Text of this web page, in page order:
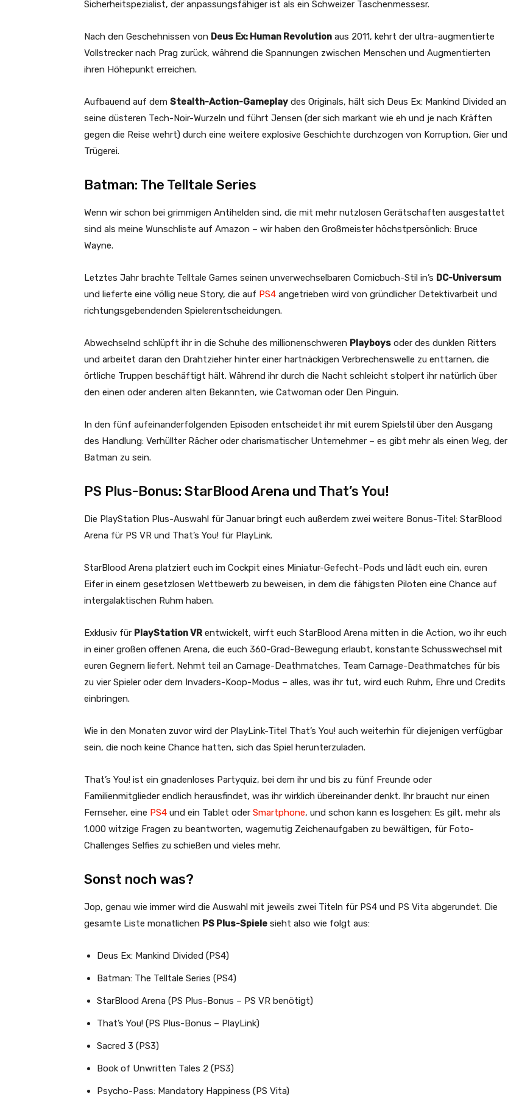
Sicherheitspezialist, der anpassungsfähiger ist als ein Schweizer Taschenmessesr.
Nach den Geschehnissen von Deus Ex: Human Revolution aus 2011, kehrt der ultra-augmentierte
Vollstrecker nach Prag zurück, während die Spannungen zwischen Menschen und Augmentierten
ihren Höhepunkt erreichen.
Aufbauend auf dem Stealth-Action-Gameplay des Originals, hält sich Deus Ex: Mankind Divided an
seine düsteren Tech-Noir-Wurzeln und führt Jensen (der sich markant wie eh und je nach Kräften
gegen die Reise wehrt) durch eine weitere explosive Geschichte durchzogen von Korruption, Gier und
Trügerei.
Batman: The Telltale Series
Wenn wir schon bei grimmigen Antihelden sind, die mit mehr nutzlosen Gerätschaften ausgestattet
sind als meine Wunschliste auf Amazon – wir haben den Großmeister höchstpersönlich: Bruce
Wayne.
Letztes Jahr brachte Telltale Games seinen unverwechselbaren Comicbuch-Stil in’s DC-Universum
und lieferte eine völlig neue Story, die auf PS4 angetrieben wird von gründlicher Detektivarbeit und
richtungsgebendenden Spielerentscheidungen.
Abwechselnd schlüpft ihr in die Schuhe des millionenschweren Playboys oder des dunklen Ritters
und arbeitet daran den Drahtzieher hinter einer hartnäckigen Verbrechenswelle zu enttarnen, die
örtliche Truppen beschäftigt hält. Während ihr durch die Nacht schleicht stolpert ihr natürlich über
den einen oder anderen alten Bekannten, wie Catwoman oder Den Pinguin.
In den fünf aufeinanderfolgenden Episoden entscheidet ihr mit eurem Spielstil über den Ausgang
des Handlung: Verhüllter Rächer oder charismatischer Unternehmer – es gibt mehr als einen Weg, der
Batman zu sein.
PS Plus-Bonus: StarBlood Arena und That’s You!
Die PlayStation Plus-Auswahl für Januar bringt euch außerdem zwei weitere Bonus-Titel: StarBlood
Arena für PS VR und That’s You! für PlayLink.
StarBlood Arena platziert euch im Cockpit eines Miniatur-Gefecht-Pods und lädt euch ein, euren
Eifer in einem gesetzlosen Wettbewerb zu beweisen, in dem die fähigsten Piloten eine Chance auf
intergalaktischen Ruhm haben.
Exklusiv für PlayStation VR entwickelt, wirft euch StarBlood Arena mitten in die Action, wo ihr euch
in einer großen offenen Arena, die euch 360-Grad-Bewegung erlaubt, konstante Schusswechsel mit
euren Gegnern liefert. Nehmt teil an Carnage-Deathmatches, Team Carnage-Deathmatches für bis
zu vier Spieler oder dem Invaders-Koop-Modus – alles, was ihr tut, wird euch Ruhm, Ehre und Credits
einbringen.
Wie in den Monaten zuvor wird der PlayLink-Titel That’s You! auch weiterhin für diejenigen verfügbar
sein, die noch keine Chance hatten, sich das Spiel herunterzuladen.
That’s You! ist ein gnadenloses Partyquiz, bei dem ihr und bis zu fünf Freunde oder
Familienmitglieder endlich herausfindet, was ihr wirklich übereinander denkt. Ihr braucht nur einen
Fernseher, eine PS4 und ein Tablet oder Smartphone, und schon kann es losgehen: Es gilt, mehr als
1.000 witzige Fragen zu beantworten, wagemutig Zeichenaufgaben zu bewältigen, für Foto-
Challenges Selfies zu schießen und vieles mehr.
Sonst noch was?
Jop, genau wie immer wird die Auswahl mit jeweils zwei Titeln für PS4 und PS Vita abgerundet. Die
gesamte Liste monatlichen PS Plus-Spiele sieht also wie folgt aus:
Deus Ex: Mankind Divided (PS4)
Batman: The Telltale Series (PS4)
StarBlood Arena (PS Plus-Bonus – PS VR benötigt)
That’s You! (PS Plus-Bonus – PlayLink)
Sacred 3 (PS3)
Book of Unwritten Tales 2 (PS3)
Psycho-Pass: Mandatory Happiness (PS Vita)